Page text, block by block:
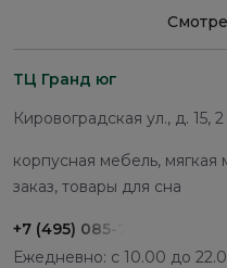
ТЦ Гранд юг
Кировоградская ул., д. 15,
корпусная мебель, мягкая
заказ, товары для сна
+7 (495) 085-75-91
Ежедневно: с 10.00 до